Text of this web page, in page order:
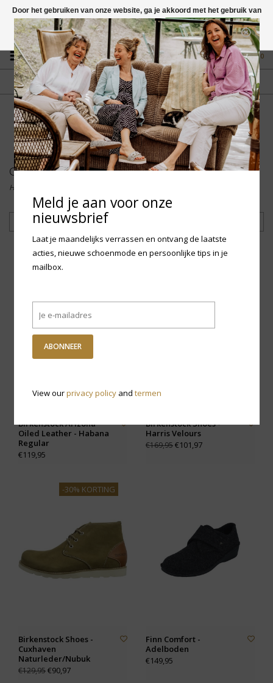
Vragen? App naar +31 58 250 1503
0
GRATIS VERZENDING NL
Vanaf € 75,-
FYSIEKE WINKEL
in Mantgum (frl)
fdad
Collectie
Home
Filteren
Birkenstock Arizona
Oiled Leather - Habana
Regular
€119,95
Birkenstock Shoes -
Harris Velours
€169,95€101,97
-30% KORTING
Birkenstock Shoes -
Cuxhaven
Naturleder/Nubuk
€129,95€90,97
Finn Comfort -
Adelboden
€149,95
Door het gebruiken van onze website, ga je akkoord met het gebruik van
cookies om onze website te verbeteren.
Dit bericht verbergen
Meer over cookies »
Meld je aan voor onze
nieuwsbrief
Laat je maandelijks verrassen en ontvang de laatste
acties, nieuwe schoenmode en persoonlijke tips in je
mailbox.
ABONNEER
View ourprivacy policyand termen